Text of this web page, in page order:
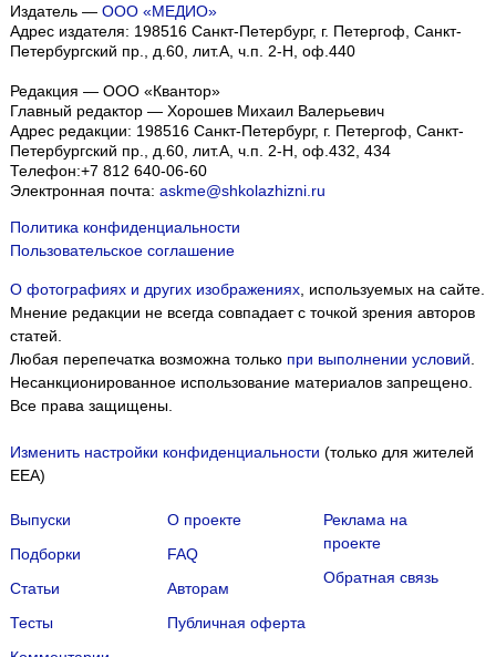
Издатель — ООО «МЕДИО»
Адрес издателя: 198516 Санкт-Петербург, г. Петергоф, Санкт-
Петербургский пр., д.60, лит.А, ч.п. 2-Н, оф.440
Редакция — ООО «Квантор»
Главный редактор — Хорошев Михаил Валерьевич
Адрес редакции: 198516 Санкт-Петербург, г. Петергоф Санкт-
Петербургский пр., д.60, лит.А, ч.п. 2-Н, оф.432, 434
Телефон:+7 812 640-06-60
Электронная почта: askme@shkolazhizni.ru
Политика конфиденциальности
Пользовательское соглашение
О фотографиях и других изображениях, используемых на сайте.
Мнение редакции не всегда совпадает с точкой зрения авторов
статей.
Любая перепечатка возможна только при выполнении условий
Несанкционированное использование материалов запрещено.
Все права защищены.
Изменить настройки конфиденциальности (только для жителей
EEA)
Выпуски
Подборки
Статьи
Тесты
О проекте
FAQ
Авторам
Публичная оферта
Реклама на
проекте
Обратная связь